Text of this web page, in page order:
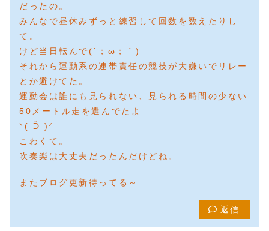
だったの。
みんなで昼休みずっと練習して回数を数えたりし
て。
けど当日転んで(´；ω；｀)
それから運動系の連帯責任の競技が大嫌いでリレー
とか避けてた。
運動会は誰にも見られない、見られる時間の少ない
50メートル走を選んでたよ
ᐠ( ᑒ )ᐟ
こわくて。
吹奏楽は大丈夫だったんだけどね。
またブログ更新待ってる～
返信